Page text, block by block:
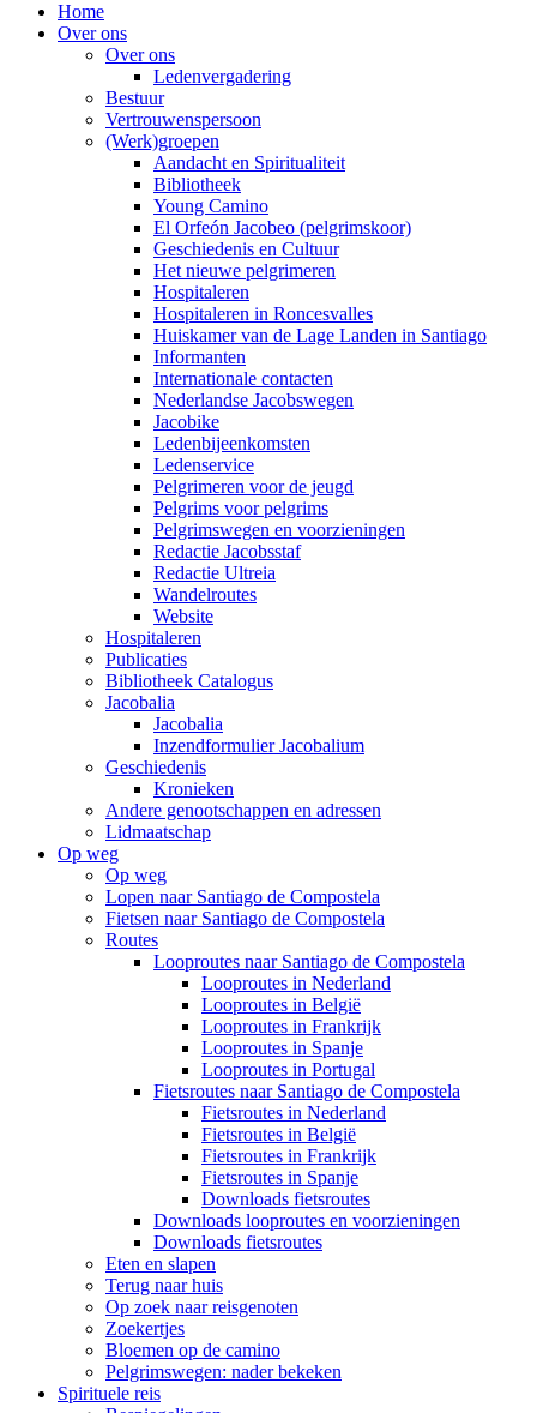
Home
Over ons
Over ons
Ledenvergadering
Bestuur
Vertrouwenspersoon
(Werk)groepen
Aandacht en Spiritualiteit
Bibliotheek
Young Camino
El Orfeón Jacobeo (pelgrimskoor)
Geschiedenis en Cultuur
Het nieuwe pelgrimeren
Hospitaleren
Hospitaleren in Roncesvalles
Huiskamer van de Lage Landen in Santiago
Informanten
Internationale contacten
Nederlandse Jacobswegen
Jacobike
Ledenbijeenkomsten
Ledenservice
Pelgrimeren voor de jeugd
Pelgrims voor pelgrims
Pelgrimswegen en voorzieningen
Redactie Jacobsstaf
Redactie Ultreia
Wandelroutes
Website
Hospitaleren
Publicaties
Bibliotheek Catalogus
Jacobalia
Jacobalia
Inzendformulier Jacobalium
Geschiedenis
Kronieken
Andere genootschappen en adressen
Lidmaatschap
Op weg
Op weg
Lopen naar Santiago de Compostela
Fietsen naar Santiago de Compostela
Routes
Looproutes naar Santiago de Compostela
Looproutes in Nederland
Looproutes in België
Looproutes in Frankrijk
Looproutes in Spanje
Looproutes in Portugal
Fietsroutes naar Santiago de Compostela
Fietsroutes in Nederland
Fietsroutes in België
Fietsroutes in Frankrijk
Fietsroutes in Spanje
Downloads fietsroutes
Downloads looproutes en voorzieningen
Downloads fietsroutes
Eten en slapen
Terug naar huis
Op zoek naar reisgenoten
Zoekertjes
Bloemen op de camino
Pelgrimswegen: nader bekeken
Spirituele reis